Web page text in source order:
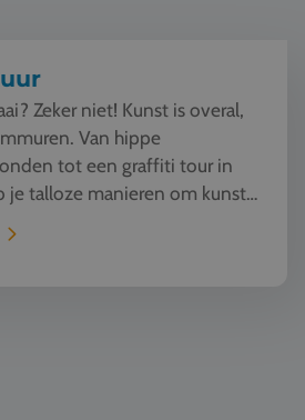
Zeker niet! Kunst is overal,
Van hippe
tot een graffiti tour in
je talloze manieren om kunst